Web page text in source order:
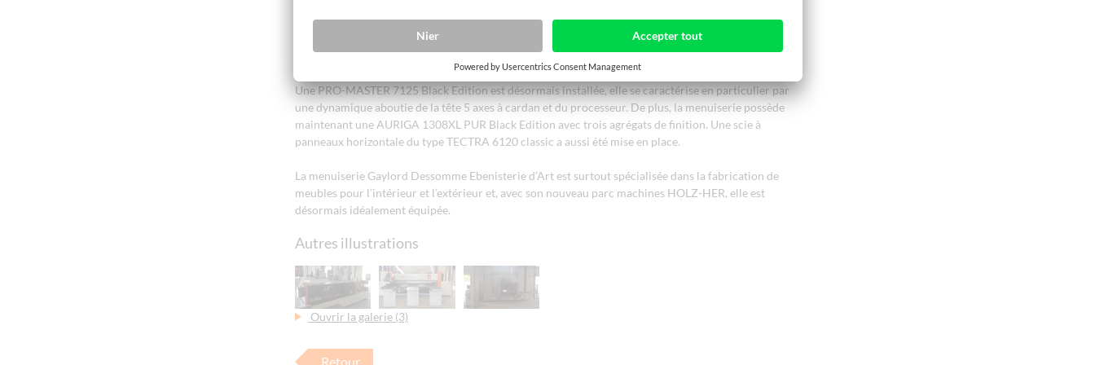
jusque dans les Caraïbes. Le nouvel entrepôt de la menuiserie Gaylord Dessomme Ebenisterie d‘Art
situé à Saint-Barthélemy, petite île des Caraïbes dans les Petites Antilles appartenant au territoire
d’Outre-Mer français, a été équipé de machines du fabricant de Nürtingen.
Une PRO-MASTER 7125 Black Edition est désormais installée, elle se caractérise en particulier par
une dynamique aboutie de la tête 5 axes à cardan et du processeur. De plus, la menuiserie possède
maintenant une AURIGA 1308XL PUR Black Edition avec trois agrégats de finition. Une scie à
panneaux horizontale du type TECTRA 6120 classic a aussi été mise en place.
La menuiserie Gaylord Dessomme Ebenisterie d’Art est surtout spécialisée dans la fabrication de
meubles pour l’intérieur et l’extérieur et, avec son nouveau parc machines HOLZ-HER, elle est
désormais idéalement équipée.
Autres illustrations
Ouvrir la galerie (3)
Retour